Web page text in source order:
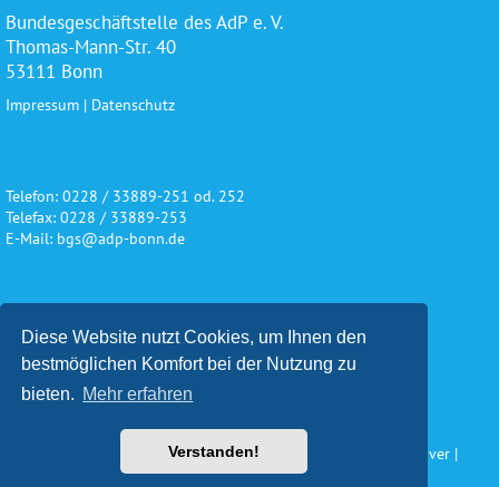
Diese Website nutzt Cookies, um Ihnen den
bestmöglichen Komfort bei der Nutzung zu
bieten. Mehr erfahren
Verstanden!
Bundesgeschäftstelle des AdP e. V.
Thomas-Mann-Str. 40
53111 Bonn
Impressum | Datenschutz
Telefon: 0228 / 33889-251 od. 252
Telefax: 0228 / 33889-253
E-Mail: bgs@adp-bonn.de
Wir danken für die freundliche
Unterstützung und Förderung
Konzeption und Gestaltung: Impuls Werbeagentur, Hannover |
www.werbeagentur-impuls.de